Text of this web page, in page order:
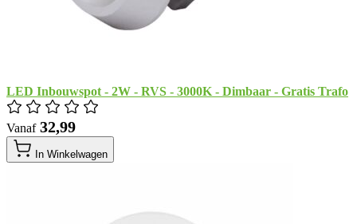
LED Inbouwspot - 2W - RVS - 3000K - Dimbaar - Gratis Trafo
Vanaf​ 32,99
In Winkelwagen